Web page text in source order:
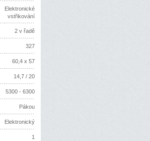
Elektronické
vstřikování
2 v řadě
327
60,4 x 57
14,7 / 20
5300 - 6300
Pákou
Elektronický
1